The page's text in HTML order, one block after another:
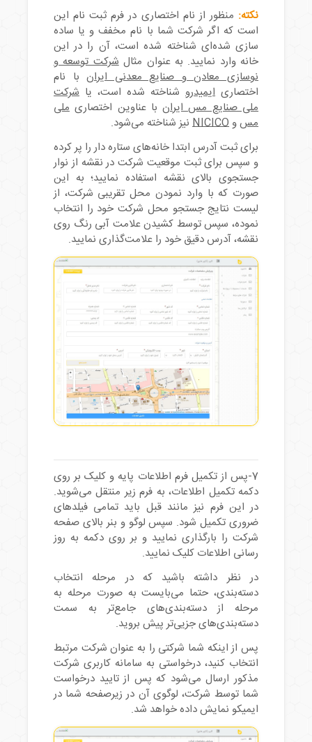
نکته: منظور از نام اختصاری در فرم ثبت نام این
است که اگر شرکت شما با نام مخفف و یا ساده
سازی شده‌ای شناخته شده است، آن را در این
خانه وارد نمایید. به عنوان مثالشرکت توسعه و
نوسازی معادن و صنایع معدنی ایرانبا نام
اختصاری ایمیدروشناخته شده است، یاشرکت
ملی صنایع مس ایرانبا عناوین اختصاریملی
مسو NICICOنیز شناخته می‌شود.
برای ثبت آدرس ابتدا خانه‌های ستاره دار را پر کرده
و سپس برای ثبت موقعیت شرکت در نقشه از نوار
جستجوی بالای نقشه استفاده نمایید؛ به این
صورت که با وارد نمودن محل تقریبی شرکت، از
لیست نتایج جستجو محل شرکت خود را انتخاب
نموده، سپس توسط کشیدن علامت آبی رنگ روی
نقشه، آدرس دقیق خود را علامت‌گذاری نمایید.
7-پس از تکمیل فرم اطلاعات پایه و کلیک بر روی
دکمه تکمیل اطلاعات، به فرم زیر منتقل می‌شوید.
در این فرم نیز مانند قبل باید تمامی فیلدهای
ضروری تکمیل شود. سپس لوگو و بنر بالای صفحه
شرکت را بارگذاری نمایید و بر روی دکمه به روز
رسانی اطلاعات کلیک نمایید.
در نظر داشته باشید که در مرحله انتخاب
دسته‌بندی، حتما می‌بایست به صورت مرحله به
مرحله از دسته‌بندی‌های جامع‌تر به سمت
دسته‌بندی‌های جزیی‌تر پیش بروید.
پس از اینکه شما شرکتی را به عنوان شرکت مرتبط
انتخاب کنید، درخواستی به سامانه کاربری شرکت
مذکور ارسال می‌شود که پس از تایید درخواست
شما توسط شرکت، لوگوی آن در زیرصفحه شما در
ایمیکو نمایش داده خواهد شد.